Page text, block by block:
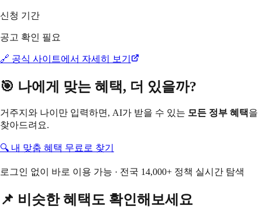
신청 기간
공고 확인 필요
🔗 공식 사이트에서 자세히 보기
🎯 나에게 맞는 혜택, 더 있을까?
거주지와 나이만 입력하면, AI가 받을 수 있는 모든 정부 혜택을
찾아드려요.
🔍 내 맞춤 혜택 무료로 찾기
로그인 없이 바로 이용 가능 · 전국 14,000+ 정책 실시간 탐색
📌 비슷한 혜택도 확인해보세요